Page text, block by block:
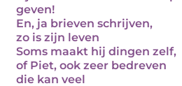
geven!
En, ja brieven schrijven,
zo is zijn leven
Soms maakt hij dingen zelf,
of Piet, ook zeer bedreven
die kan veel